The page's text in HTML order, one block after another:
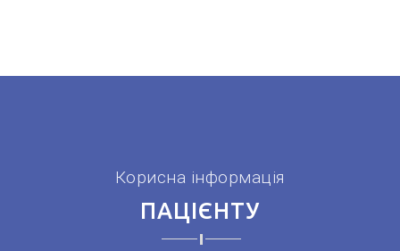
Корисна інформація
ПАЦІЄНТУ